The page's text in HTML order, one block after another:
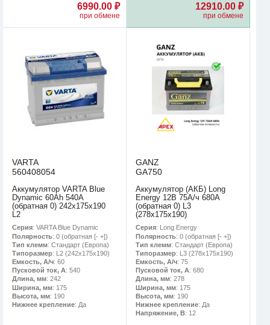
6990.00 ₽
при обмене
12910.00 ₽
при обмене
VARTA
560408054
Аккумулятор VARTA Blue
Dynamic 60Ah 540A
(обратная 0) 242x175x190
L2
Серия: VARTA Blue Dynamic
Полярность: 0 (обратная [- +])
Тип клемм: Стандарт (Европа)
Типоразмер: L2 (242х175х190)
Емкость, А/ч: 60
Пусковой ток, А: 540
Длина, мм: 242
Ширина, мм: 175
Высота, мм: 190
Нижнее крепление: Да
GANZ
GA750
Аккумулятор (АКБ) Long
Energy 12В 75А/ч 680A
(обратная 0) L3
(278х175х190)
Серия: Long Energy
Полярность: 0 (обратная [- +])
Тип клемм: Стандарт (Европа)
Типоразмер: L3 (278х175х190)
Емкость, А/ч: 75
Пусковой ток, А: 680
Длина, мм: 278
Ширина, мм: 175
Высота, мм: 190
Нижнее крепление: Да
Напряжение, В: 12